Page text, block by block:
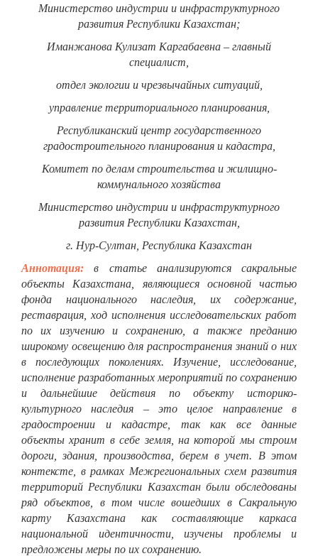
Министерство индустрии и инфраструктурного
развития Республики Казахстан;
Иманжанова Кулизат Каргабаевна – главный
специалист,
отдел экологии и чрезвычайных ситуаций,
управление территориального планирования,
Республиканский центр государственного
градостроительного планирования и кадастра,
Комитет по делам строительства и жилищно-
коммунального хозяйства
Министерство индустрии и инфраструктурного
развития Республики Казахстан,
г. Нур-Султан, Республика Казахстан
Аннотация: в статье анализируются сакральные
объекты Казахстана, являющиеся основной частью
фонда национального наследия, их содержание,
реставрация, ход исполнения исследовательских работ
по их изучению и сохранению, а также преданию
широкому освещению для распространения знаний о них
в последующих поколениях. Изучение, исследование,
исполнение разработанных мероприятий по сохранению
и дальнейшие действия по объекту историко-
культурного наследия – это целое направление в
градостроении и кадастре, так как все данные
объекты хранит в себе земля, на которой мы строим
дороги, здания, производства, берем в учет. В этом
контексте, в рамках Межрегиональных схем развития
территорий Республики Казахстан были обследованы
ряд объектов, в том числе вошедших в Сакральную
карту Казахстана как составляющие каркаса
национальной идентичности, изучены проблемы и
предложены меры по их сохранению.